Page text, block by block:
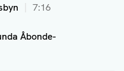
7:16
Åbonde-